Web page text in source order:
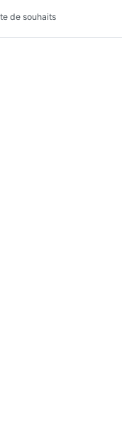
de souhaits